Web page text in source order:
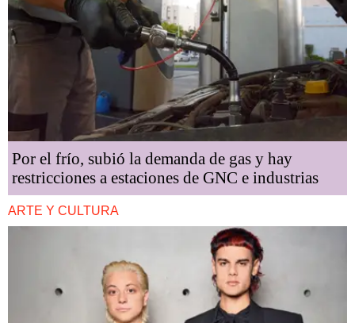
Por el frío, subió la demanda de gas y hay
restricciones a estaciones de GNC e industrias
ARTE Y CULTURA